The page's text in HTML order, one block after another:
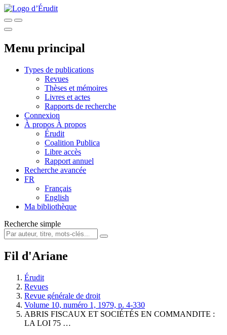
Menu principal
Types de publications
Revues
Thèses et mémoires
Livres et actes
Rapports de recherche
Connexion
À propos À propos
Érudit
Coalition Publica
Libre accès
Rapport annuel
Recherche avancée
FR
Français
English
Ma bibliothèque
Recherche simple
Fil d'Ariane
Érudit
Revues
Revue générale de droit
Volume 10, numéro 1, 1979, p. 4-330
ABRIS FISCAUX ET SOCIÉTÉS EN COMMANDITE :
LA LOI 75 …